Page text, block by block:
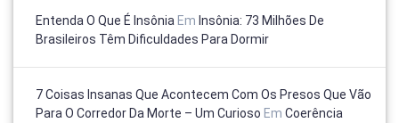
Entenda O Que É Insônia Em Insônia: 73 Milhões De
Brasileiros Têm Dificuldades Para Dormir
7 Coisas Insanas Que Acontecem Com Os Presos Que Vão
Para O Corredor Da Morte – Um Curioso Em Coerência